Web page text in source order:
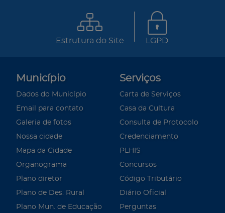
Estrutura do Site LGPD
Município
Dados do Município
Email para contato
Galeria de fotos
Nossa cidade
Mapa da Cidade
Organograma
Plano diretor
Plano de Des. Rural
Plano Mun. de Educação
Serviços
Carta de Serviços
Casa da Cultura
Consulta de Protocolo
Credenciamento
PLHIS
Concursos
Código Tributário
Diário Oficial
Perguntas